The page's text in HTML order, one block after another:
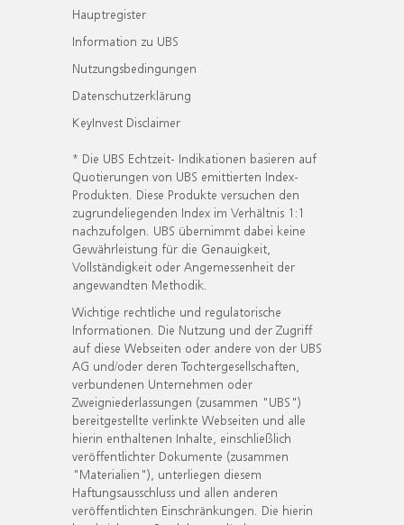
Hauptregister
Information zu UBS
Nutzungsbedingungen
Datenschutzerklärung
KeyInvest Disclaimer
* Die UBS Echtzeit- Indikationen basieren auf
Quotierungen von UBS emittierten Index-
Produkten. Diese Produkte versuchen den
zugrundeliegenden Index im Verhältnis 1:1
nachzufolgen. UBS übernimmt dabei keine
Gewährleistung für die Genauigkeit,
Vollständigkeit oder Angemessenheit der
angewandten Methodik.
Wichtige rechtliche und regulatorische
Informationen. Die Nutzung und der Zugriff
auf diese Webseiten oder andere von der UBS
AG und/oder deren Tochtergesellschaften,
verbundenen Unternehmen oder
Zweigniederlassungen (zusammen "UBS")
bereitgestellte verlinkte Webseiten und alle
hierin enthaltenen Inhalte, einschließlich
veröffentlichter Dokumente (zusammen
"Materialien"), unterliegen diesem
Haftungsausschluss und allen anderen
veröffentlichten Einschränkungen. Die hierin